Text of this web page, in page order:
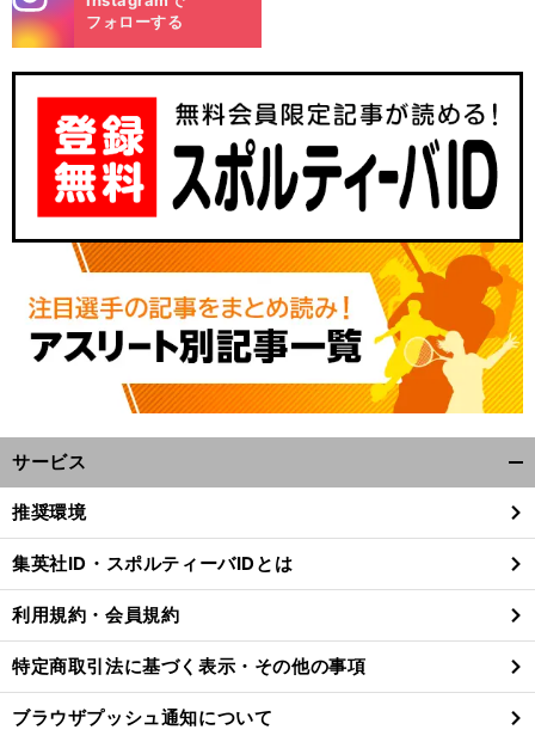
m
フォローする
サービス
閉
る
推奨環境
集英社ID・スポルティーバIDとは
利用規約・会員規約
特定商取引法に基づく表示・その他の事項
ブラウザプッシュ通知について